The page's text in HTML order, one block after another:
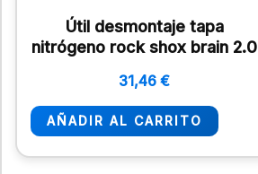
Útil desmontaje tapa
nitrógeno rock shox brain 2.0
31,46 €
AÑADIR AL CARRITO